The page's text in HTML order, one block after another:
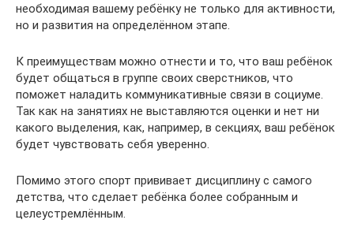
необходимая вашему ребёнку не только для активности,
но и развития на определённом этапе.
К преимуществам можно отнести и то, что ваш ребёнок
будет общаться в группе своих сверстников, что
поможет наладить коммуникативные связи в социуме.
Так как на занятиях не выставляются оценки и нет ни
какого выделения, как, например, в секциях, ваш ребёнок
будет чувствовать себя уверенно.
Помимо этого спорт прививает дисциплину с самого
детства, что сделает ребёнка более собранным и
целеустремлённым.